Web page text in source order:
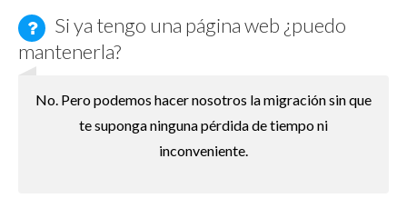
Si ya tengo una página web ¿puedo
mantenerla?
No. Pero podemos hacer nosotros la migración sin que
te suponga ninguna pérdida de tiempo ni
inconveniente.